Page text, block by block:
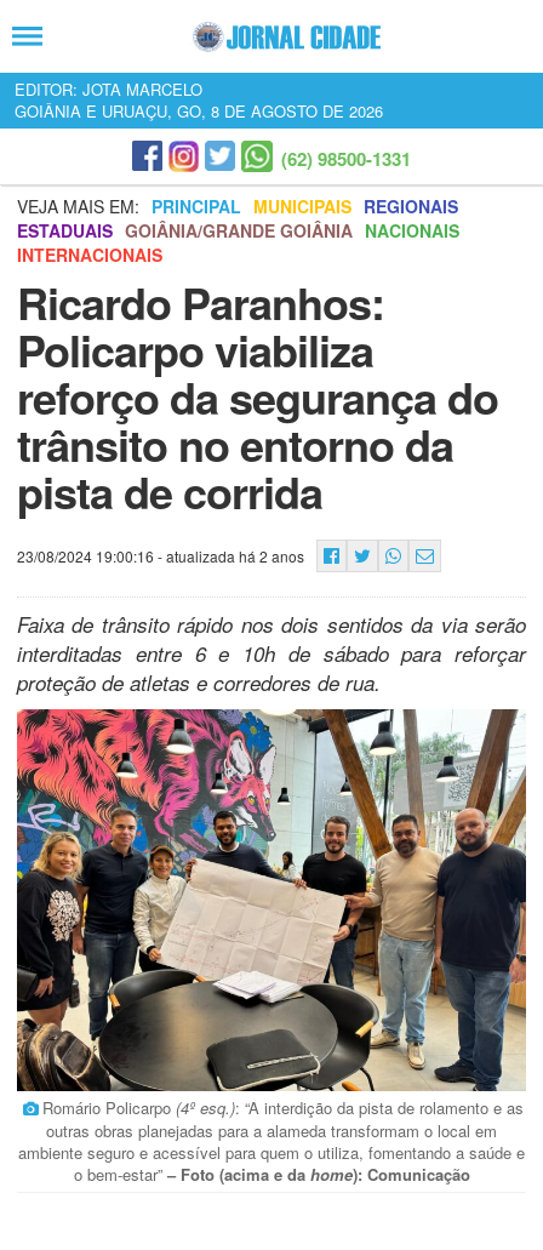
EDITOR: JOTA MARCELO
GOIÂNIA E URUAÇU, GO, 8 DE AGOSTO DE 2026
(62) 98500-1331
VEJA MAIS EM: PRINCIPAL MUNICIPAIS REGIONAIS
ESTADUAIS GOIÂNIA/GRANDE GOIÂNIA NACIONAIS
INTERNACIONAIS
Ricardo Paranhos:
Policarpo viabiliza
reforço da segurança do
trânsito no entorno da
pista de corrida
23/08/2024 19:00:16 - atualizada há 2 anos
Faixa de trânsito rápido nos dois sentidos da via serão
interditadas entre 6 e 10h de sábado para reforçar
proteção de atletas e corredores de rua.
Romário Policarpo (4º esq.): “A interdição da pista de rolamento e as
outras obras planejadas para a alameda transformam o local em
ambiente seguro e acessível para quem o utiliza, fomentando a saúde e
o bem-estar” – Foto (acima e da home): Comunicação